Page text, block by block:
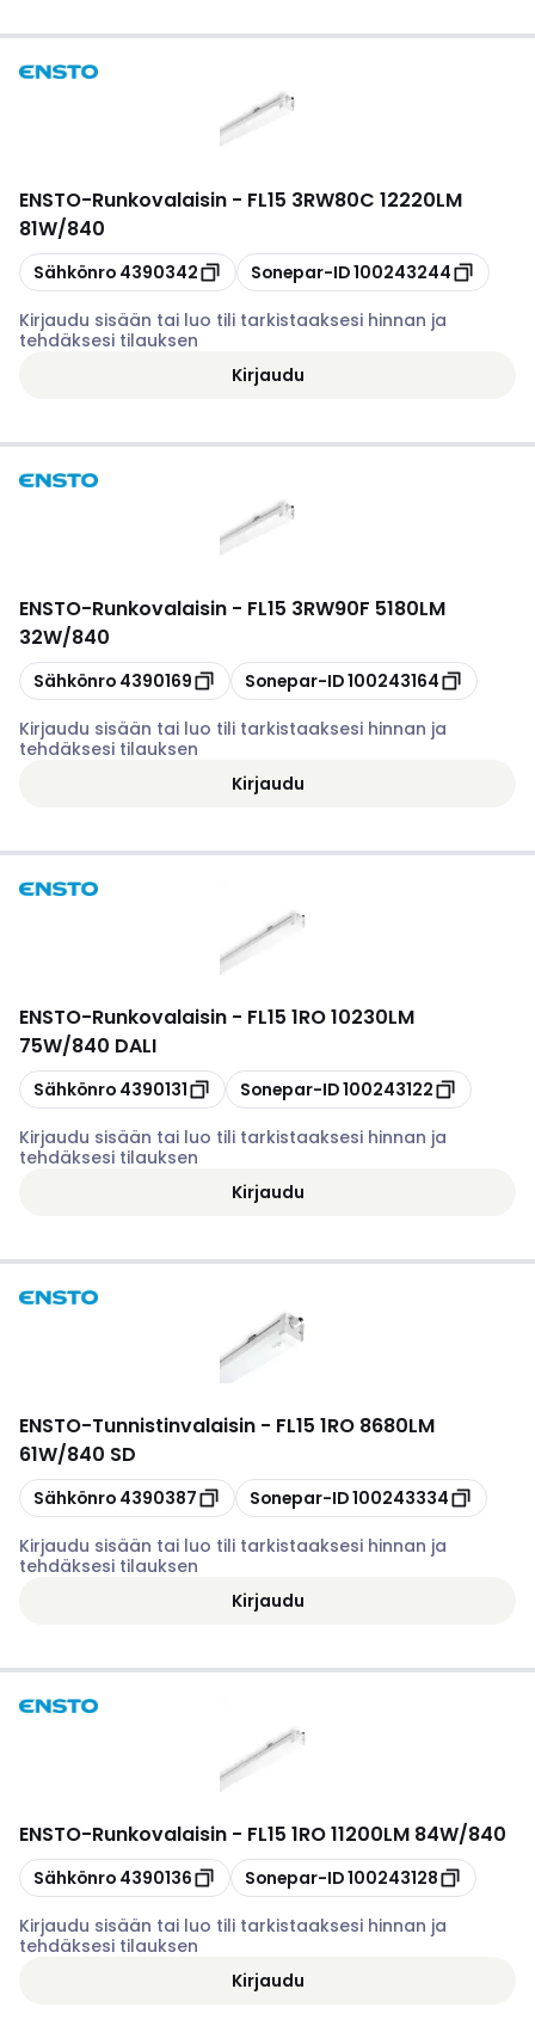
ENSTO-Runkovalaisin - FL15 3RW80C 12220LM
81W/840
Kopioi
Sähkönro 4390342 Kopioi
Sonepar-ID100243244
Kirjaudu sisään tai luo tili tarkistaaksesi hinnan ja
tehdäksesi tilauksen
Kirjaudu
ENSTO-Runkovalaisin - FL15 3RW90F 5180LM
32W/840
Kopioi
Sähkönro 4390169 Kopioi
Sonepar-ID100243164
Kirjaudu sisään tai luo tili tarkistaaksesi hinnan ja
tehdäksesi tilauksen
Kirjaudu
ENSTO-Runkovalaisin - FL15 1RO 10230LM
75W/840 DALI
Kopioi
Sähkönro 4390131 Kopioi
Sonepar-ID100243122
Kirjaudu sisään tai luo tili tarkistaaksesi hinnan ja
tehdäksesi tilauksen
Kirjaudu
ENSTO-Tunnistinvalaisin - FL15 1RO 8680LM
61W/840 SD
Kopioi
Sähkönro 4390387 Kopioi
Sonepar-ID100243334
Kirjaudu sisään tai luo tili tarkistaaksesi hinnan ja
tehdäksesi tilauksen
Kirjaudu
ENSTO-Runkovalaisin - FL15 1RO 11200LM 84W/840
Kopioi
Sähkönro 4390136 Kopioi
Sonepar-ID100243128
Kirjaudu sisään tai luo tili tarkistaaksesi hinnan ja
tehdäksesi tilauksen
Kirjaudu